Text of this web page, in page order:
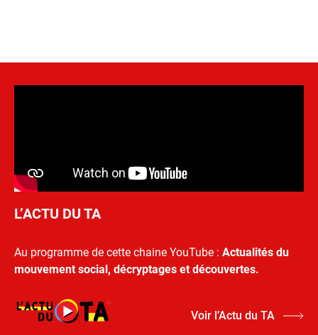
L’ACTU DU TA
Au programme de cette chaine YouTube : Actualités du
mouvement social, décryptages et découvertes.
Voir l’Actu du TA